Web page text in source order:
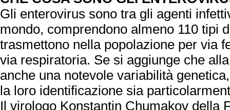
Gli enterovirus sono tra gli agenti
mondo, comprendono almeno 110 tipi
trasmettono nella popolazione per via
via respiratoria. Se si aggiunge che
anche una notevole variabilità
la loro identificazione sia
Il virologo Konstantin Chumakov della